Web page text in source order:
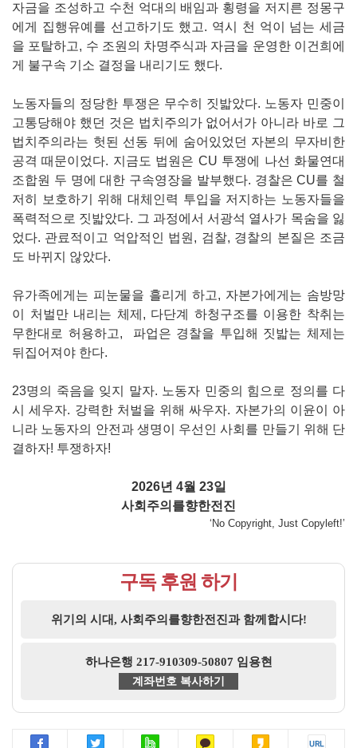
자금을 조성하고 수천 억대의 배임과 횡령을 저지른 정몽구
에게 집행유예를 선고하기도 했고. 역시 천 억이 넘는 세금
을 포탈하고, 수 조원의 차명주식과 자금을 운영한 이건희에
게 불구속 기소 결정을 내리기도 했다.
노동자들의 정당한 투쟁은 무수히 짓밟았다. 노동자 민중이
고통당해야 했던 것은 법치주의가 없어서가 아니라 바로 그
법치주의라는 헛된 선동 뒤에 숨어있었던 자본의 무자비한
공격 때문이었다. 지금도 법원은 CU 투쟁에 나선 화물연대
조합원 두 명에 대한 구속영장을 발부했다. 경찰은 CU를 철
저히 보호하기 위해 대체인력 투입을 저지하는 노동자들을
폭력적으로 짓밟았다. 그 과정에서 서광석 열사가 목숨을 잃
었다. 관료적이고 억압적인 법원, 검찰, 경찰의 본질은 조금
도 바뀌지 않았다.
유가족에게는 피눈물을 흘리게 하고, 자본가에게는 솜방망
이 처벌만 내리는 체제, 다단계 하청구조를 이용한 착취는
무한대로 허용하고, 파업은 경찰을 투입해 짓밟는 체제는
뒤집어져야 한다.
23명의 죽음을 잊지 말자. 노동자 민중의 힘으로 정의를 다
시 세우자. 강력한 처벌을 위해 싸우자. 자본가의 이윤이 아
니라 노동자의 안전과 생명이 우선인 사회를 만들기 위해 단
결하자! 투쟁하자!
2026년 4월 23일
사회주의를향한전진
‘No Copyright, Just Copyleft!’
구독 후원 하기
위기의 시대, 사회주의를향한전진과 함께합시다!
하나은행 217-910309-50807 임용현
계좌번호 복사하기